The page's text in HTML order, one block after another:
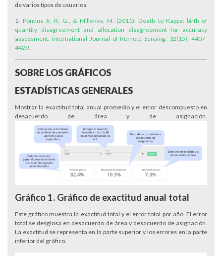
de varios tipos de usuarios.
1-Pontius Jr, R. G., & Millones, M. (2011). Death to Kappa: birth of
quantity disagreement and allocation disagreement for accuracy
assessment. International Journal of Remote Sensing, 32(15), 4407-
4429.
SOBRE LOS GRÁFICOS
ESTADÍSTICAS GENERALES
Mostrar la exactitud total anual promedio y el error descompuesto en
desacuerdo de área y de asignación.
Gráfico 1. Gráfico de exactitud anual total
Este gráfico muestra la exactitud total y el error total por año. El error
total se desglosa en desacuerdo de área y desacuerdo de asignación.
La exactitud se representa en la parte superior y los errores en la parte
inferior del gráfico.